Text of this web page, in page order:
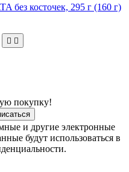
без косточек, 295 г (160 г)
 
покупку!
и другие электронные
будут использоваться в